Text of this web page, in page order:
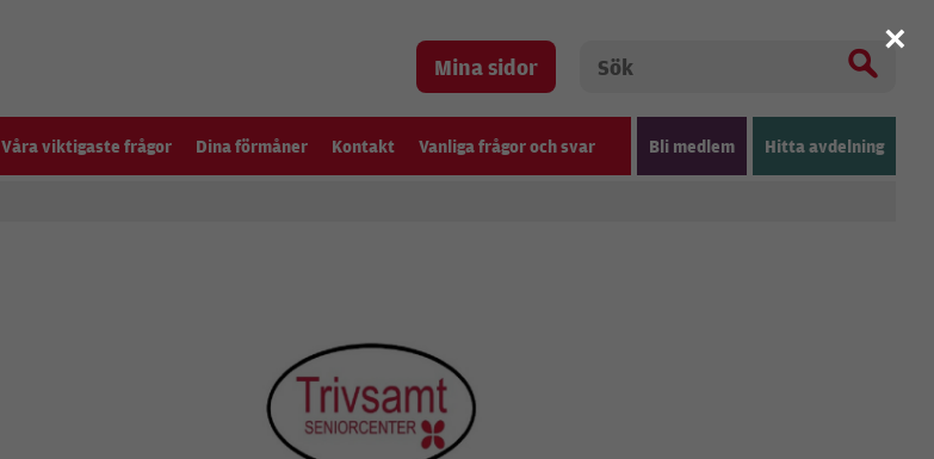
Mina sidor
Våra viktigaste frågor Dina förmåner Kontakt Vanliga frågor och svar Bli medlem Hitta avdelning
×